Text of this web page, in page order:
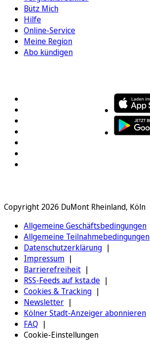
Bütz Mich
Hilfe
Online-Service
Meine Region
Abo kündigen
Copyright 2026 DuMont Rheinland, Köln
Allgemeine Geschäftsbedingungen
Allgemeine Teilnahmebedingungen
Datenschutzerklärung
Impressum
Barrierefreiheit
RSS-Feeds auf ksta.de
Cookies & Tracking
Newsletter
Kölner Stadt-Anzeiger abonnieren
FAQ
Cookie-Einstellungen